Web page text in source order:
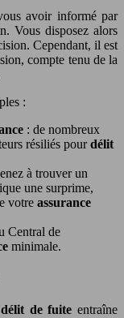
avoir informé par
Vous disposez alors
Cependant, il est
compte tenu de la
:
: de nombreux
résiliés pourdélit
à trouver un
une surprime,
votre assurance
Central de
minimale.
délit de fuiteentraîne